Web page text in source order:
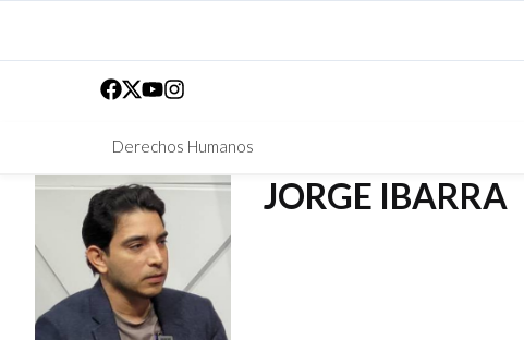
Derechos Humanos
JORGE IBARRA